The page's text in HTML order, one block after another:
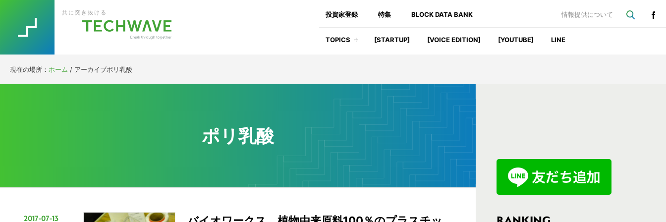
to
primary
to
main
to
primary
to
footer
投資家登録 特集 BLOCK DATA BANK 情報提供について
共に突き抜ける
TOPICS [STARTUP] [VOICE EDITION] [YOUTUBE] LINE
現在の場所： ホーム / アーカイブポリ乳酸
ポリ乳酸
2017-07-13
サ
イ